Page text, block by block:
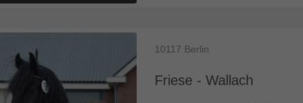
Friese - Wallach
10117 Berlin